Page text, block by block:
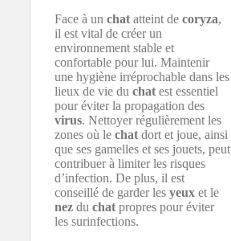
Face à un chat atteint de coryza,
il est vital de créer un
environnement stable et
confortable pour lui. Maintenir
une hygiène irréprochable dans les
lieux de vie du chat est essentiel
pour éviter la propagation des
virus. Nettoyer régulièrement les
zones où le chat dort et joue, ainsi
que ses gamelles et ses jouets, peut
contribuer à limiter les risques
d’infection. De plus, il est
conseillé de garder les yeux et le
nez du chat propres pour éviter
les surinfections.